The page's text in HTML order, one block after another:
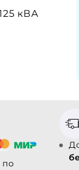
кВА
по